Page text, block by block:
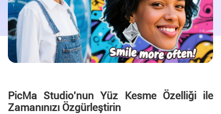
PicMa Studio'nun Yüz Kesme Özelliği ile
Zamanınızı Özgürleştirin